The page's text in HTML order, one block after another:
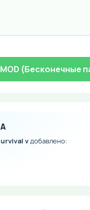
(Бесконечные
vдобавлено: